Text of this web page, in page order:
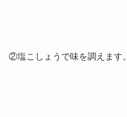
②塩こしょうで味を調えます。